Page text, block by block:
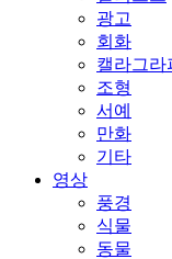
광고
회화
캘라그라
조형
서예
만화
기타
영상
풍경
식물
동물